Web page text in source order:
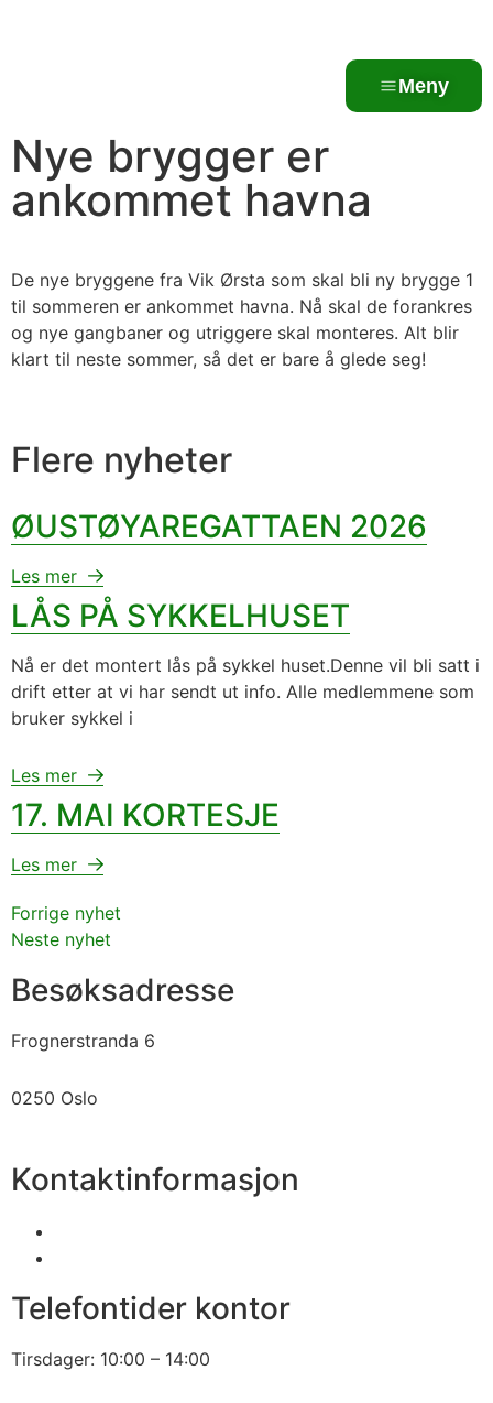
Meny
Nye brygger er
ankommet havna
De nye bryggene fra Vik Ørsta som skal bli ny brygge 1
til sommeren er ankommet havna. Nå skal de forankres
og nye gangbaner og utriggere skal monteres. Alt blir
klart til neste sommer, så det er bare å glede seg!
Flere nyheter
ØUSTØYAREGATTAEN 2026
Les mer
LÅS PÅ SYKKELHUSET
Nå er det montert lås på sykkel huset.Denne vil bli satt i
drift etter at vi har sendt ut info. Alle medlemmene som
bruker sykkel i
Les mer
17. MAI KORTESJE
Les mer
Forrige nyhet
Neste nyhet
Besøksadresse
Frognerstranda 6
0250 Oslo
Kontaktinformasjon
Telefontider kontor
Tirsdager: 10:00 – 14:00